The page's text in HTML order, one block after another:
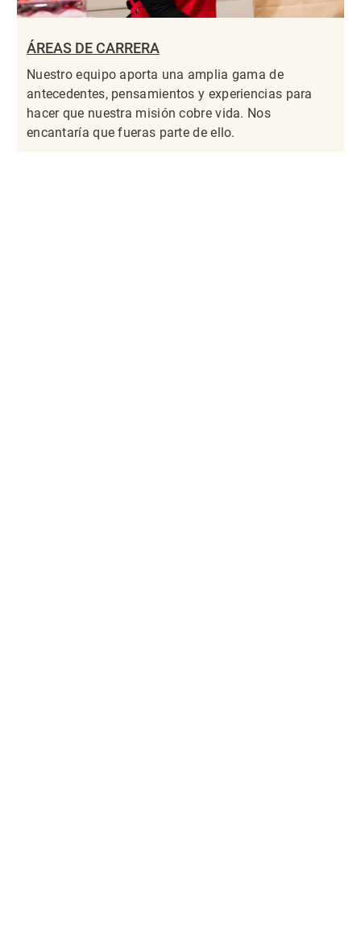
ÁREAS DE CARRERA
Nuestro equipo aporta una amplia gama de
antecedentes, pensamientos y experiencias para
hacer que nuestra misión cobre vida. Nos
encantaría que fueras parte de ello.